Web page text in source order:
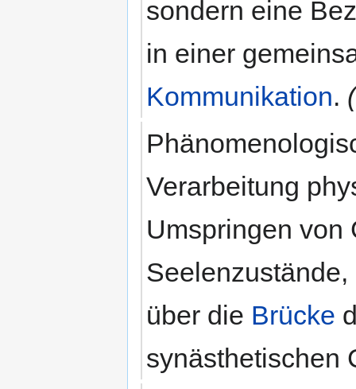
sondern eine
in einer
Kommunikation.
Verarbeitung
Umspringen von
über die Brücke
synästhetischen